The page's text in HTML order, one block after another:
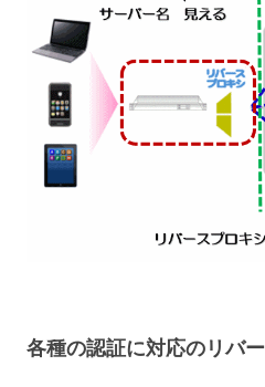
各種の認証に対応のリバ